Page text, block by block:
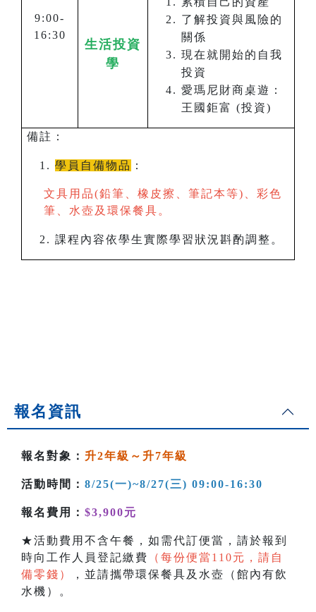
9:00-
16:30
生活投資
學
了解投資與風險的
關係
現在就開始的自我
投資
愛瑪尼財商桌遊：
王國鉅富 (投資)
備註：
學員自備物品 ：
文具用品(鉛筆、橡皮擦、筆記本等)、彩色
筆、水壺及環保餐具。
課程內容依學生實際學習狀況斟酌調整。
報名資訊
報名對象： 升2年級～升7年級
活動時間： 8/25(一)~8/27(三) 09:00-16:30
報名費用： $3,900元
★活動費用不含午餐，如需代訂便當，請於報到
時向工作人員登記繳費
（每份便當110元，請自
備零錢）
，並請攜帶環保餐具及水壺（館內有飲
水機）。